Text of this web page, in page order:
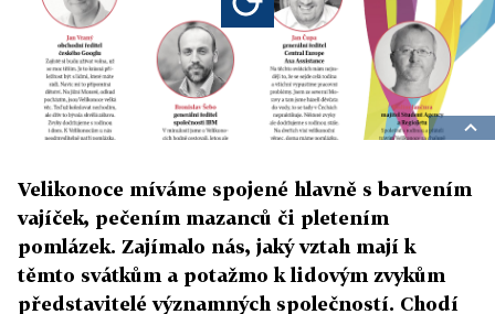
Velikonoce míváme spojené hlavně s barvením
vajíček, pečením mazanců či pletením
pomlázek. Zajímalo nás, jaký vztah mají k
těmto svátkům a potažmo k lidovým zvykům
představitelé významných společností. Chodí